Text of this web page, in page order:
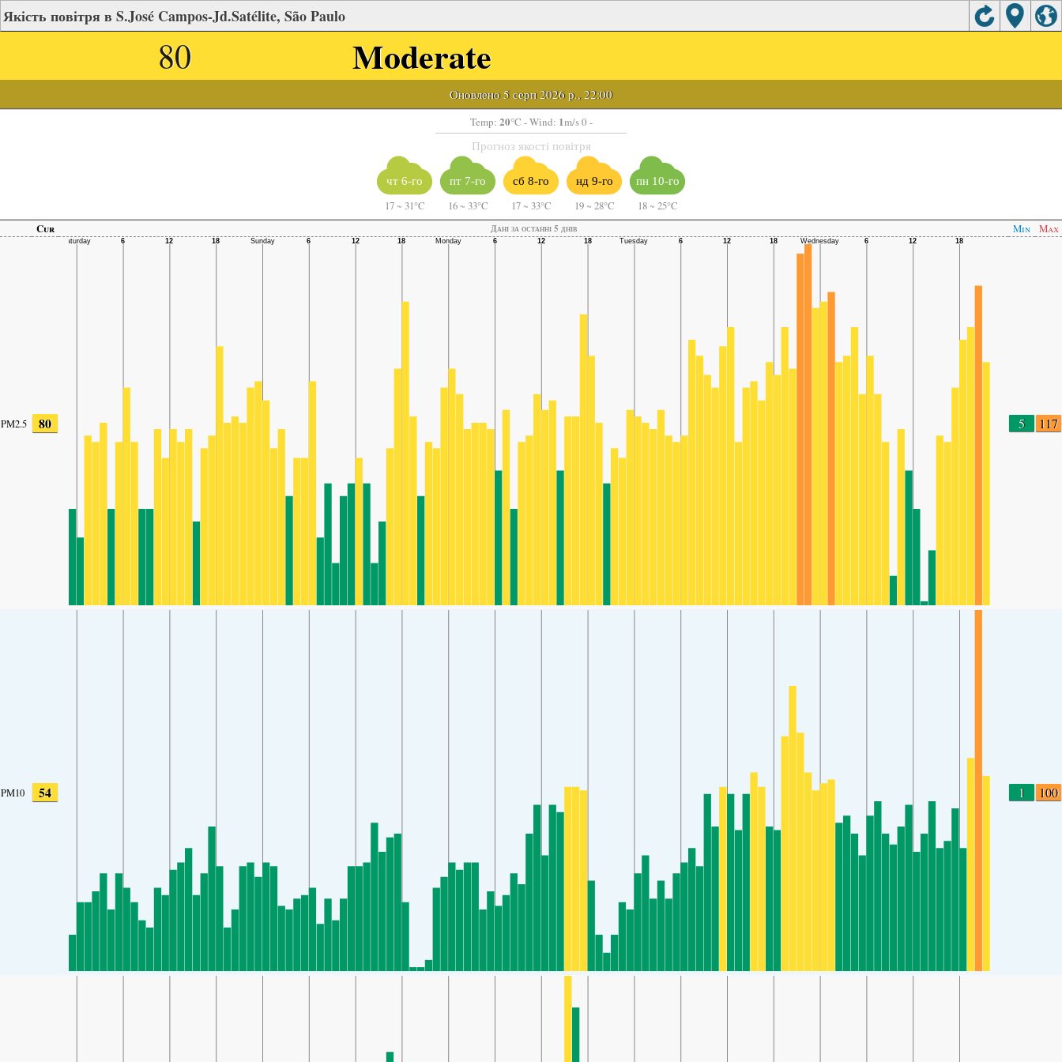
Якість повітря в S.José Campos-Jd.Satélite, São Paulo
80 Moderate
Оновлено 5 серп 2026 р., 22:00
Temp: 20°C - Wind: 1m/s 0 -
Прогноз якості повітря
чт 6-го
17 ~ 31°C
пт 7-го
16 ~ 33°C
сб 8-го
17 ~ 33°C
нд 9-го
19 ~ 28°C
пн 10-го
18 ~ 25°C
Cur
Дані за останні 5 днів Min Max
PM2.5 80 5 117
PM10 54 1 100